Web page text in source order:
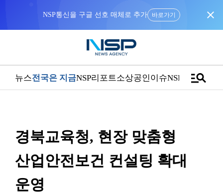
NSP통신을 구글 선호 매체로 추가 바로가기 close
뉴스전국은 지금NSP리포트소상공인이슈NSPTVmanage_search
경북교육청, 현장 맞춤형
산업안전보건 컨설팅 확대
운영